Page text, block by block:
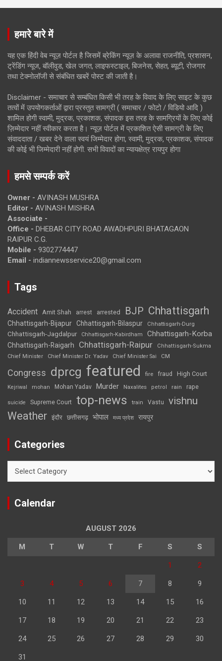
हमारे बारे में
यह एक हिंदी वेब न्यूज़ पोर्टल है जिसमें ब्रेकिंग न्यूज़ के अलावा राजनीति, प्रशासन,
ट्रेंडिंग न्यूज, बॉलीवुड, खेल जगत, लाइफस्टाइल, बिजनेस, सेहत, ब्यूटी, रोजगार
तथा टेक्नोलॉजी से संबंधित खबरें पोस्ट की जाती है।
Disclaimer - समाचार से सम्बंधित किसी भी तरह के विवाद के लिए साइट के कुछ
तत्वों में उपयोगकर्ताओं द्वारा प्रस्तुत सामग्री ( समाचार / फोटो / विडियो आदि )
शामिल होगी स्वामी, मुद्रक, प्रकाशक, संपादक इस तरह के सामग्रियों के लिए कोई
ज़िम्मेदार नहीं स्वीकार करता है। न्यूज़ पोर्टल में प्रकाशित ऐसी सामग्री के लिए
संवाददाता / खबर देने वाला स्वयं जिम्मेदार होगा, स्वामी, मुद्रक, प्रकाशक, संपादक
की कोई भी जिम्मेदारी नहीं होगी. सभी विवादों का न्यायक्षेत्र रायपुर होगा
हमसे सम्पर्क करें
Owner - AVINASH MUSHRA
Editor - AVINASH MISHRA
Associate -
Office - DHEBAR CITY ROAD AWADHPURI BHATAGAON
RAIPUR C.G.
Mobile - 9302774447
Email - indiannewsservice20@gmail.com
Tags
Accident Amit Shah arrest arrested BJP Chhattisgarh
Chhattisgarh-Bijapur Chhattisgarh-Bilaspur Chhattisgarh-Durg
Chhattisgarh-Jagdalpur Chhattisgarh-Kabirdham Chhattisgarh-Korba
Chhattisgarh-Raigarh Chhattisgarh-Raipur
Chhattisgarh-Sukma
Chief Minister
Chief Minister Dr. Yadav Chief Minister Sai CM
Congress dprcg featured fire fraud High Court
Kejriwal mohan Mohan Yadav Murder Naxalites petrol rain rape
suicide Supreme Court top-news train Vastu vishnu
Weather इंदौर छत्तीसगढ़ भोपाल मध्य प्रदेश रायपुर
Categories
Calendar
AUGUST 2026
M T W T F S S
1 2
3 4 5 6 7 8 9
10 11 12 13 14 15 16
17 18 19 20 21 22 23
24 25 26 27 28 29 30
31